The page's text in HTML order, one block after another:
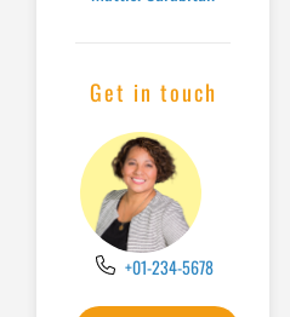
Get in touch
+01-234-5678